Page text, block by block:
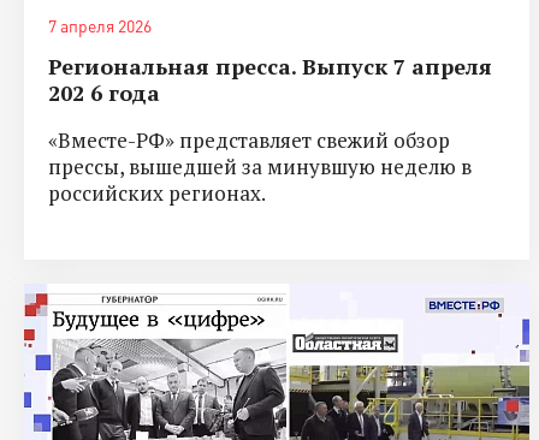
7 апреля 2026
Региональная пресса. Выпуск 7 апреля
202 6 года
«Вместе-РФ» представляет свежий обзор
прессы, вышедшей за минувшую неделю в
российских регионах.